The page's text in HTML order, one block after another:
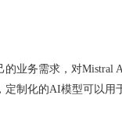
业务需求，对Mistral
制化的AI模型可以用